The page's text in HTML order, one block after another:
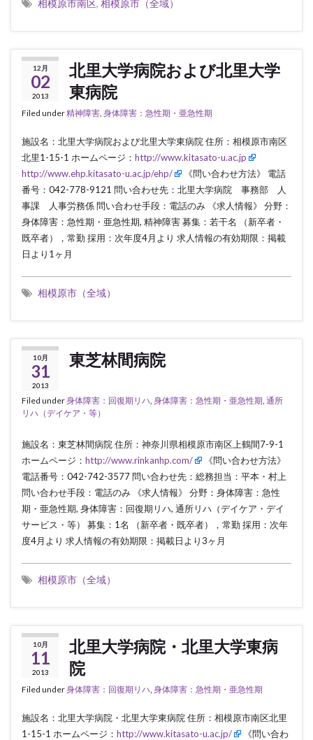
相模原市南区, 相模原市（全域）
12月
02
2013
北里大学病院および北里大学
東病院
Filed under精神障害, 身体障害：急性期・亜急性期
施設名：北里大学病院および北里大学東病院 住所：相模原市南区
北里1-15-1 ホームページ： http://www.kitasato-u.ac.jp
http://www.ehp.kitasato-u.ac.jp/ehp/
《問い合わせ方法》 電話
番号：042-778-9121 問い合わせ先：北里大学病院 事務部 人
事課 人事労務係 問い合わせ手段：電話のみ 《求人情報》 分野：
身体障害：急性期・亜急性期, 精神障害 募集：若干名 （新卒者・
既卒者），常勤 採用：次年度4月より 求人情報の有効期限：掲載
日より1ヶ月
相模原市（全域）
10月
31
2013
東芝林間病院
Filed under身体障害：回復期リハ 身体障害：急性期・亜急性期 通所
リハ（デイケア・等）
施設名：東芝林間病院 住所：神奈川県相模原市南区上鶴間7-9-1
ホームページ： http://www.rinkanhp.com/
《問い合わせ方法》
電話番号：042-742-3577 問い合わせ先：総務担当：平本・村上
問い合わせ手段：電話のみ 《求人情報》 分野：身体障害：急性
期・亜急性期, 身体障害：回復期リハ, 通所リハ（デイケア・デイ
サービス・等） 募集：1名 （新卒者・既卒者），常勤 採用：次年
度4月より 求人情報の有効期限：掲載日より3ヶ月
相模原市（全域）
10月
11
2013
北里大学病院・北里大学東病
院
Filed under身体障害：回復期リハ, 身体障害：急性期・亜急性期
施設名：北里大学病院・北里大学東病院 住所：相模原市南区北里
1-15-1 ホームページ： http://www.kitasato-u.ac.jp/
《問い合わ